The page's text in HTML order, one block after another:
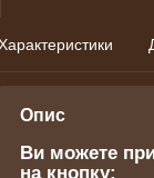
Опис
Ви можете
на кнопку: